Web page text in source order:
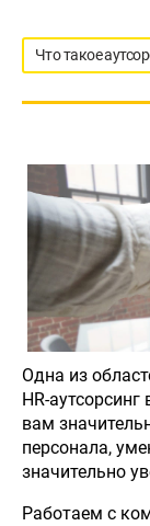
Что такое
Одна из
HR-
вам
персонала,
значительно
Работаем с